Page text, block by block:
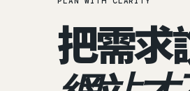
把需求